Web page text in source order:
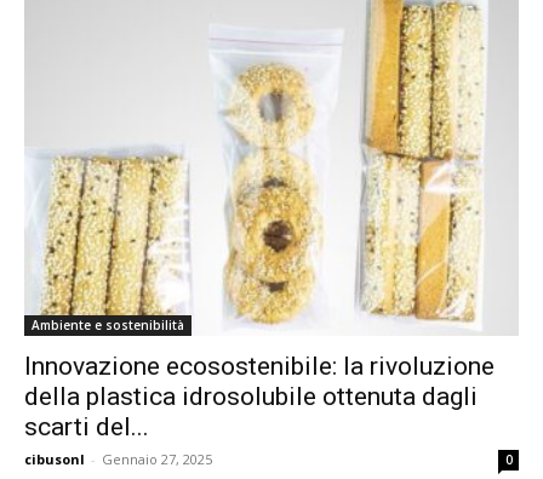
Ambiente e sostenibilità
Innovazione ecosostenibile: la rivoluzione
della plastica idrosolubile ottenuta dagli
scarti del...
cibusonl - Gennaio 27, 2025 0